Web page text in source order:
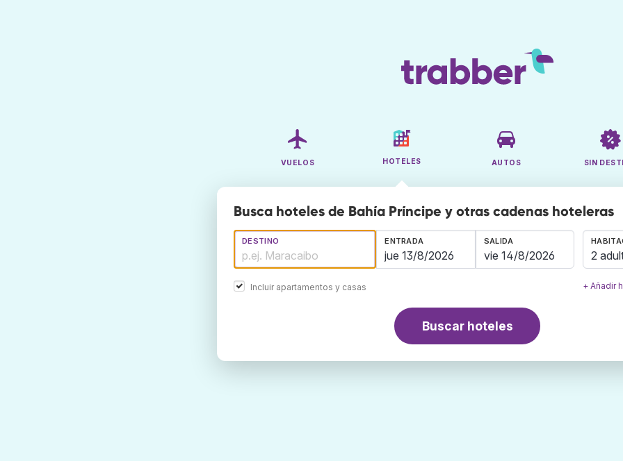
VUELOS HOTELES AUTOS SIN
Busca hoteles de Bahía Príncipe y otras cadenas hoteleras
DESTINO
Incluir apartamentos y casas
ENTRADA SALIDA
2
+ Añadir
Buscar hoteles